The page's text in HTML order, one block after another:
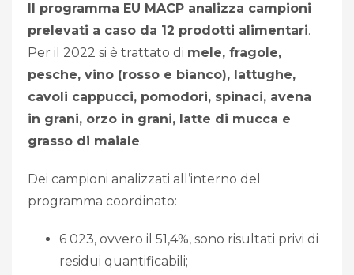
Il programma EU MACP analizza campioni
prelevati a caso da 12 prodotti alimentari.
Per il 2022 si è trattato di mele, fragole,
pesche, vino (rosso e bianco), lattughe,
cavoli cappucci, pomodori, spinaci, avena
in grani, orzo in grani, latte di mucca e
grasso di maiale.
Dei campioni analizzati all’interno del
programma coordinato:
6 023, ovvero il 51,4%, sono risultati privi di
residui quantificabili;